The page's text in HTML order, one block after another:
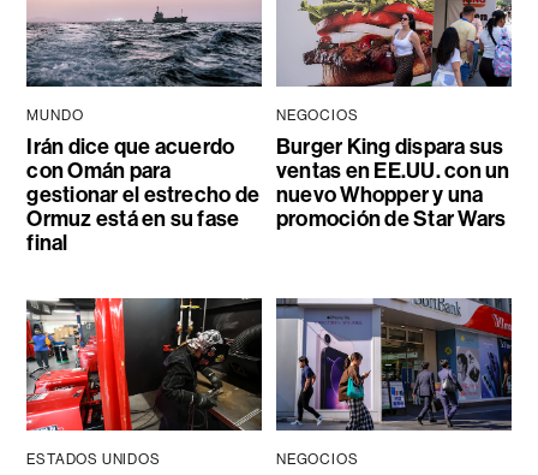
MUNDO
Irán dice que acuerdo
con Omán para
gestionar el estrecho de
Ormuz está en su fase
final
NEGOCIOS
Burger King dispara sus
ventas en EE.UU. con un
nuevo Whopper y una
promoción de Star Wars
ESTADOS UNIDOS NEGOCIOS